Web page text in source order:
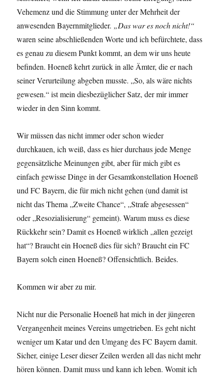
Vehemenz und die Stimmung unter der Mehrheit der
anwesenden Bayernmitglieder. „Das war es noch nicht!“
waren seine abschließenden Worte und ich befürchtete, dass
es genau zu diesem Punkt kommt, an dem wir uns heute
befinden. Hoeneß kehrt zurück in alle Ämter, die er nach
seiner Verurteilung abgeben musste. „So, als wäre nichts
gewesen.“ ist mein diesbezüglicher Satz, der mir immer
wieder in den Sinn kommt.
Wir müssen das nicht immer oder schon wieder
durchkauen, ich weiß, dass es hier durchaus jede Menge
gegensätzliche Meinungen gibt, aber für mich gibt es
einfach gewisse Dinge in der Gesamtkonstellation Hoeneß
und FC Bayern, die für mich nicht gehen (und damit ist
nicht das Thema „Zweite Chance“, „Strafe abgesessen“
oder „Resozialisierung“ gemeint). Warum muss es diese
Rückkehr sein? Damit es Hoeneß wirklich „allen gezeigt
hat“? Braucht ein Hoeneß dies für sich? Braucht ein FC
Bayern solch einen Hoeneß? Offensichtlich. Beides.
Kommen wir aber zu mir.
Nicht nur die Personalie Hoeneß hat mich in der jüngeren
Vergangenheit meines Vereins umgetrieben. Es geht nicht
weniger um Katar und den Umgang des FC Bayern damit.
Sicher, einige Leser dieser Zeilen werden all das nicht mehr
hören können. Damit muss und kann ich leben. Womit ich